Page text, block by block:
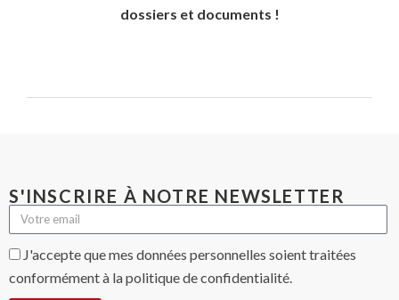
dossiers et documents !
S'INSCRIRE À NOTRE NEWSLETTER
J'accepte que mes données personnelles soient traitées
conformément à la politique de confidentialité.